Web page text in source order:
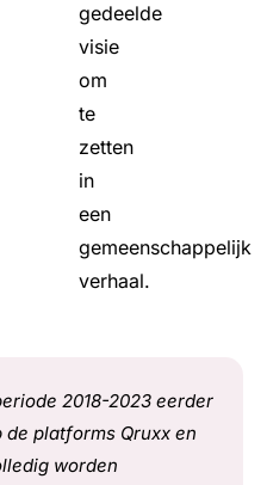
gedeelde
visie
om
te
zetten
in
een
gemeenschappelijk
verhaal.
2018-2023 eerder
platforms Qruxx en
worden